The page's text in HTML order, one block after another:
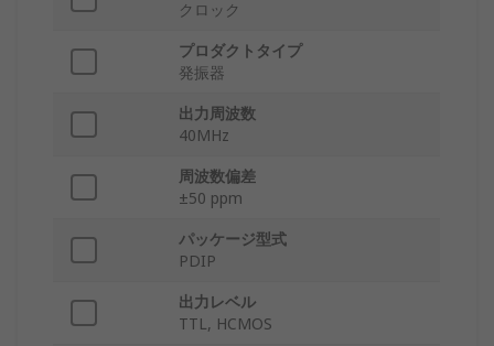
クロック
プロダクトタイプ
発振器
出力周波数
40MHz
周波数偏差
±50 ppm
パッケージ型式
PDIP
出力レベル
TTL, HCMOS